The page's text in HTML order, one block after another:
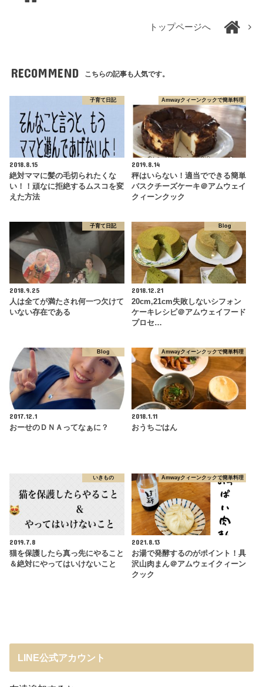
トップページへ
RECOMMEND こちらの記事も人気です。
子育て日記
2018.8.15
絶対ママに髪の毛切られたくな
い！！頑なに拒絶するムスコを変
えた方法
Amwayクィーンクックで簡単料理
2019.8.14
秤はいらない！適当でできる簡単
バスクチーズケーキ＠アムウェイ
クィーンクック
子育て日記
2018.9.25
人は全てが満たされ何一つ欠けて
いない存在である
Blog
2018.12.21
20cm,21cm失敗しないシフォン
ケーキレシピ＠アムウェイフード
プロセ…
Blog
2017.12.1
おーせのＤＮＡってなぁに？
Amwayクィーンクックで簡単料理
2018.1.11
おうちごはん
いきもの
2019.7.8
猫を保護したら真っ先にやること
＆絶対にやってはいけないこと
Amwayクィーンクックで簡単料理
2021.8.13
お湯で発酵するのがポイント！具
沢山肉まん＠アムウェイクィーン
クック
LINE公式アカウント